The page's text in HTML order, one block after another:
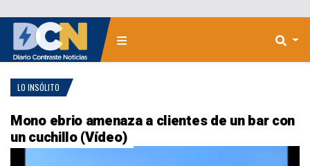
LO INSÓLITO
Mono ebrio amenaza a clientes de un bar con
un cuchillo (Vídeo)